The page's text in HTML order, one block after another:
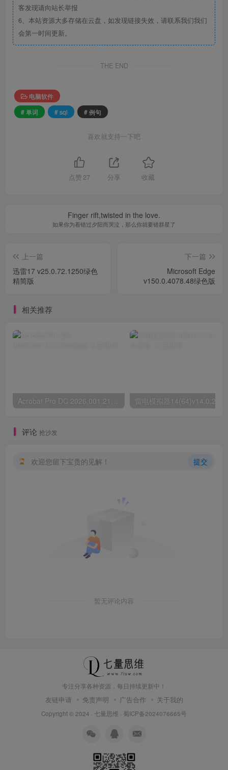
客发现请向站长举报
6、本站资源大多存储在云盘，如发现链接失效，请联系我们我们
会第一时间更新。
THE END
电脑软件
# 单词
# sql # 例句
喜欢就支持一下吧
点赞 27 分享 收藏
Finger rift,twisted in the love.
如果你为着错过夕阳而哭泣，那么你就要错群星了
上一篇
迅雷17 v25.0.72.1250绿色
精简版
下一篇
Microsoft Edge
v150.0.4078.48绿色版
相关推荐
评论 抢沙发
欢迎您留下宝贵的见解！ 提交
暂无评论内容
专注分享各种资源，每日持续更新中！
友链申请 免责声明 广告合作 关于我的
Copyright © 2024 · 七量思维 · 蜀ICP备2024076665号